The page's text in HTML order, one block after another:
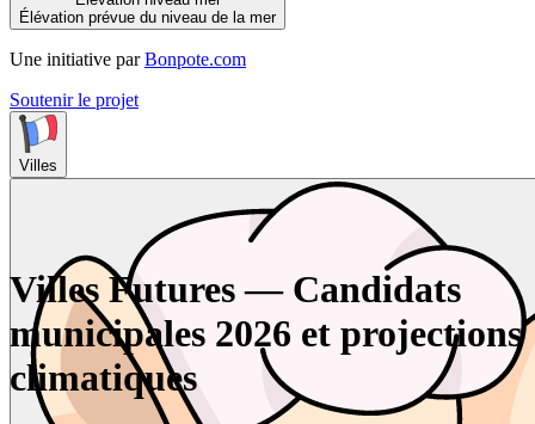
Élévation prévue du niveau de la mer
Une initiative par Bonpote.com
Soutenir le projet
Villes
Villes Futures — Candidats
municipales 2026 et projections
climatiques